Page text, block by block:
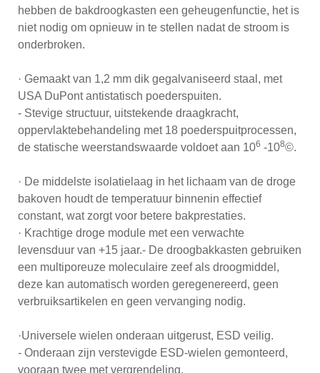
hebben de bakdroogkasten een geheugenfunctie, het is
niet nodig om opnieuw in te stellen nadat de stroom is
onderbroken.
· Gemaakt van 1,2 mm dik gegalvaniseerd staal, met
USA DuPont antistatisch poederspuiten.
- Stevige structuur, uitstekende draagkracht,
oppervlaktebehandeling met 18 poederspuitprocessen,
de statische weerstandswaarde voldoet aan 106 -108©.
· De middelste isolatielaag in het lichaam van de droge
bakoven houdt de temperatuur binnenin effectief
constant, wat zorgt voor betere bakprestaties.
· Krachtige droge module met een verwachte
levensduur van +15 jaar.- De droogbakkasten gebruiken
een multiporeuze moleculaire zeef als droogmiddel,
deze kan automatisch worden geregenereerd, geen
verbruiksartikelen en geen vervanging nodig.
·Universele wielen onderaan uitgerust, ESD veilig.
- Onderaan zijn verstevigde ESD-wielen gemonteerd,
vooraan twee met vergrendeling.